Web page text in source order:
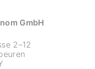
GmbH
2–12